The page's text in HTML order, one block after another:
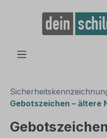
springen
Gebotszeichen – ältere
Gebotszeichen